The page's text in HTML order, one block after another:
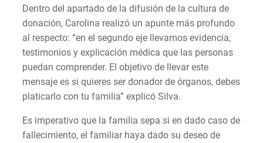
Dentro del apartado de la difusión de la cultura de
donación, Carolina realizó un apunte más profundo
al respecto: “en el segundo eje llevamos evidencia,
testimonios y explicación médica que las personas
puedan comprender. El objetivo de llevar este
mensaje es si quieres ser donador de órganos, debes
platicarlo con tu familia” explicó Silva.
Es imperativo que la familia sepa si en dado caso de
fallecimiento, el familiar haya dado su deseo de